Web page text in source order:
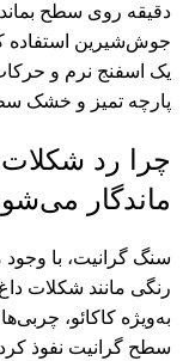
دقیقه روی سطح
جوش‌شیرین استفاده
یک اسفنج نرم و حرکات
پارچه تمیز و خشک
چرا رد
ماندگار
سنگ گرانیت، با
رنگی مانند شکلات
به‌ویژه کاکائو،
سطح گرانیت نفوذ